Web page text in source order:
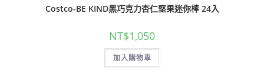
Costco-BE KIND黑巧克力杏仁堅果迷你棒 24入
NT$1,050
加入購物車